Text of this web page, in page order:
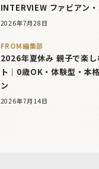
INTERVIEW ファビアン
2026年7月28日
FROM編集部
2026年夏休み 親子で楽
ト｜0歳OK・体験型・本
ン
2026年7月14日